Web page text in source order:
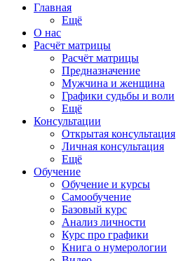
Главная
Ещё
О нас
Расчёт матрицы
Расчёт матрицы
Предназначение
Мужчина и женщина
Графики судьбы и воли
Ещё
Консультации
Открытая консультация
Личная консультация
Ещё
Обучение
Обучение и курсы
Самообучение
Базовый курс
Анализ личности
Курс про графики
Книга о нумерологии